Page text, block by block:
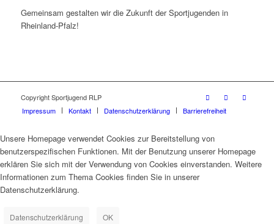
Gemeinsam gestalten wir die Zukunft der Sportjugenden in
Rheinland-Pfalz!
Copyright Sportjugend RLP
Impressum
Kontakt Datenschutzerklärung Barrierefreiheit
Unsere Homepage verwendet Cookies zur Bereitstellung von
benutzerspezifischen Funktionen. Mit der Benutzung unserer Homepage
erklären Sie sich mit der Verwendung von Cookies einverstanden. Weitere
Informationen zum Thema Cookies finden Sie in unserer
Datenschutzerklärung.
Datenschutzerklärung OK